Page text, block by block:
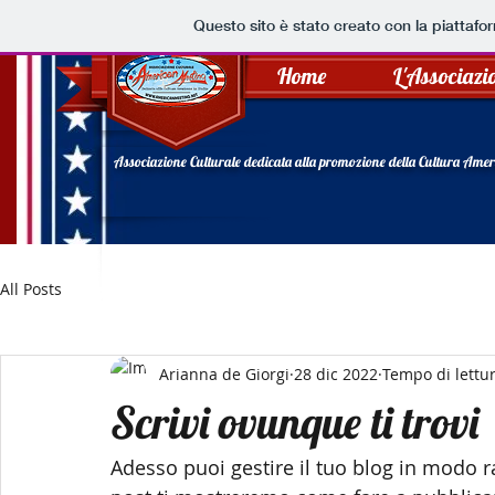
Questo sito è stato creato con la
Home
All Posts
Scrivi ovunque ti trovi
Arianna de Giorgi 28 dic 2022 Tempo di
Adesso puoi gestire il tuo blog in modo
Associazione Culturale dedicata alla promozione della Cultura